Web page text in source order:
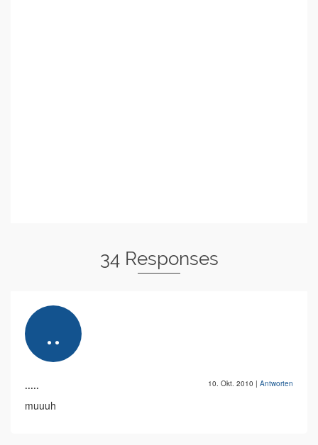
34 Responses
..... 10. Okt. 2010 | Antworten
muuuh